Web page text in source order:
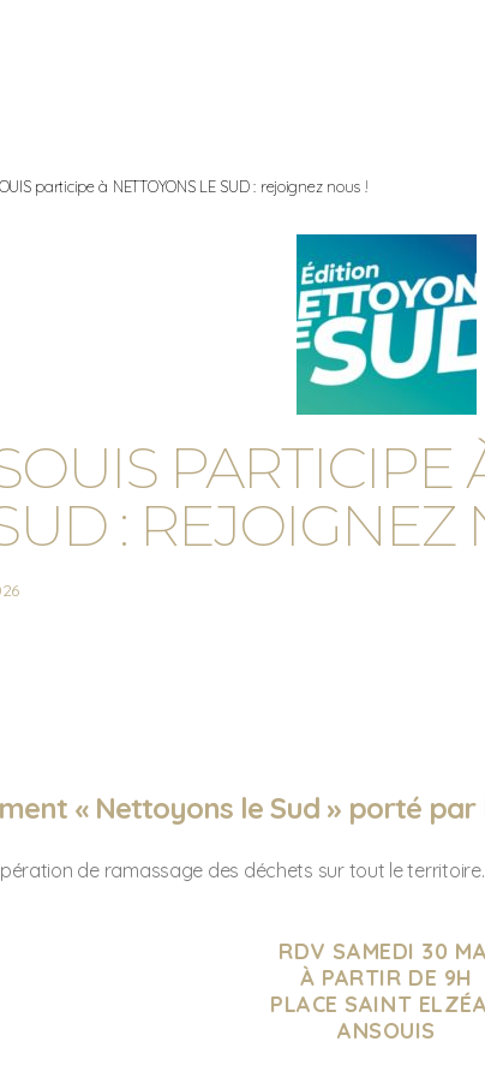
participe à NETTOYONS LE SUD : rejoignez nous !
PARTICIPE
: REJOIGNEZ
« Nettoyons le Sud » porté par
de ramassage des déchets sur tout le territoire.
RDV SAMEDI 30
À PARTIR DE 9H
PLACE SAINT
ANSOUIS